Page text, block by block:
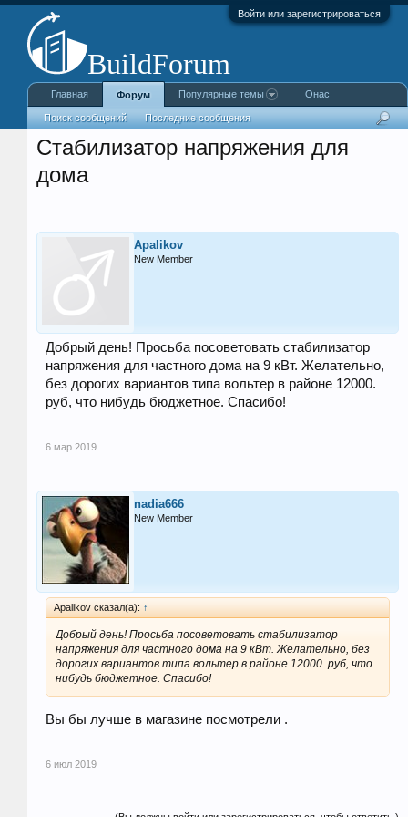
Войти или зарегистрироваться
Стабилизатор напряжения для
дома
Apalikov
New Member
Добрый день! Просьба посоветовать стабилизатор
напряжения для частного дома на 9 кВт. Желательно,
без дорогих вариантов типа вольтер в районе 12000.
руб, что нибудь бюджетное. Спасибо!
6 мар 2019
nadia666
New Member
Apalikov сказал(а): ↑
Добрый день! Просьба посоветовать стабилизатор
напряжения для частного дома на 9 кВт. Желательно, без
дорогих вариантов типа вольтер в районе 12000. руб, что
нибудь бюджетное. Спасибо!
Вы бы лучше в магазине посмотрели .
6 июл 2019
Главная Форум
Поиск сообщений Последние сообщения
Популярные темы Онас